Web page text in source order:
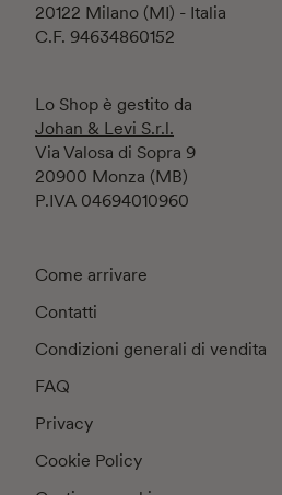
20122 Milano (MI) - Italia
C.F. 94634860152
Lo Shop è gestito da
Johan & Levi S.r.l.
Via Valosa di Sopra 9
20900 Monza (MB)
P.IVA 04694010960
Come arrivare
Contatti
Condizioni generali di vendita
FAQ
Privacy
Cookie Policy